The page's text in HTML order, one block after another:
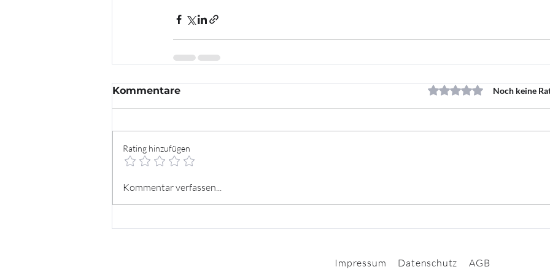
Kommentare Mit 0 von 5 Sternen
Noch keine
Rating hinzufügen
Kommentar verfassen...
Impressum Datenschutz AGB